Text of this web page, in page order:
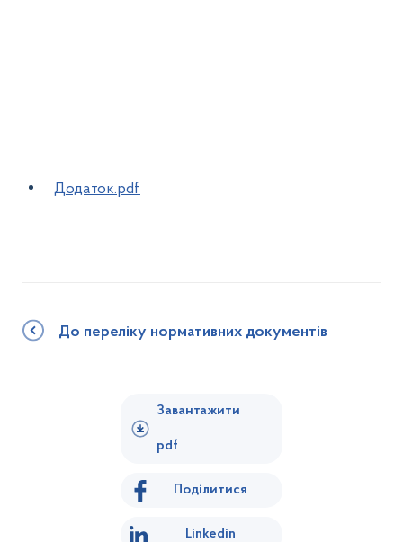
Додаток.pdf
До переліку нормативних документів
Завантажити
pdf
Поділитися
Linkedin